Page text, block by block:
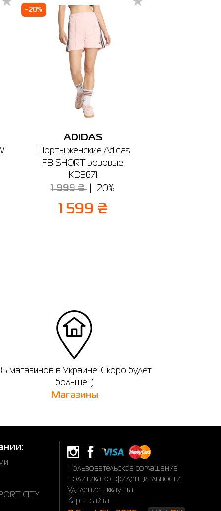
-20%
ADIDAS
Шорты женские Adidas
FB SHORT розовые
KD3671
1 999 ₴ 20%
1 599 ₴
магазинов в Украине. Скоро будет
больше :)
Магазины
CITY
Пользовательское соглашение
Политика конфиденциальности
Удаление аккаунта
Карта сайта